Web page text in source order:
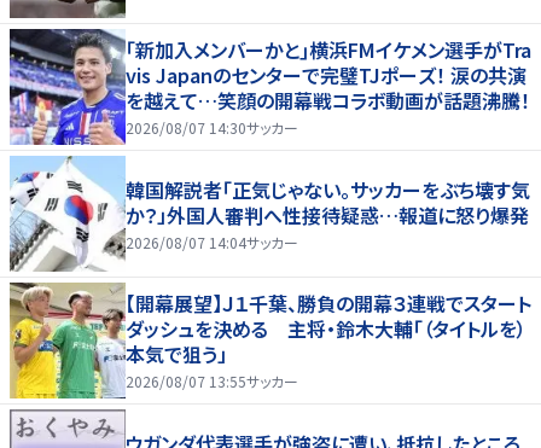
｢新加入メンバーかと｣横浜FMイケメン選手がTra
vis Japanのセンターで完璧TJポーズ！ 涙の共演
を越えて…笑顔の開幕戦コラボ動画が話題沸騰！
2026/08/07 14:30サッカー
韓国解説者「正気じゃない。サッカーをぶち壊す気
か？」外国人審判へ性接待疑惑…報道に怒り爆発
2026/08/07 14:04サッカー
【開幕展望】Ｊ１千葉、勝負の開幕３連戦でスタート
ダッシュを決める 主将・鈴木大輔「（タイトルを）
本気で狙う」
2026/08/07 13:55サッカー